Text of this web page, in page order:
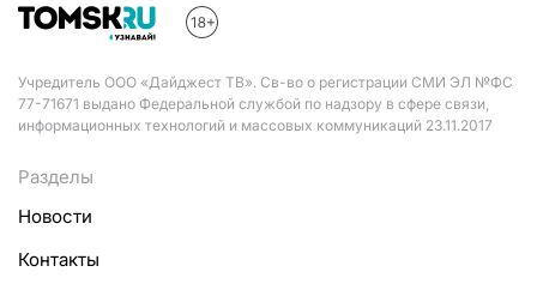
Учредитель ООО «Дайджест ТВ». Св-во о регистрации СМИ ЭЛ №ФС
77-71671 выдано Федеральной службой по надзору в сфере связи,
информационных технологий и массовых коммуникаций 23.11.2017
Разделы
Новости
Контакты